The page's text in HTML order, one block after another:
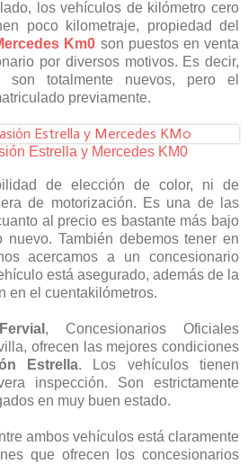
los vehículos de kilómetro cero
poco kilometraje, propiedad del
Km0 son puestos en venta
por diversos motivos. Es decir,
totalmente nuevos, pero el
previamente.
Estrella y Mercedes KM0
de elección de color, ni de
de motorización. Es una de las
al precio es bastante más bajo
También debemos tener en
acercamos a un concesionario
está asegurado, además de la
en el cuentakilómetros.
, Concesionarios Oficiales
ofrecen las mejores condiciones
Estrella. Los vehículos tienen
inspección. Son estrictamente
en muy buen estado.
ambos vehículos está claramente
que ofrecen los concesionarios